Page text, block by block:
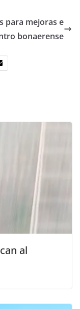
para mejoras e
bonaerense
al